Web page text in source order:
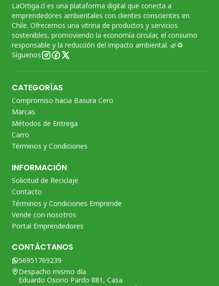
LaOrtiga.cl es una plataforma digital que conecta a
emprendedores ambientales con clientes conscientes en
Chile. Ofrecemos una vitrina de productos y servicios
sostenibles, promoviendo la economía circular, el consumo
responsable y la reducción del impacto ambiental. 🌿♻️
Síguenos
CATEGORÍAS
Compromiso hacia Basura Cero
Marcas
Métodos de Entrega
Carro
Términos y Condiciones
INFORMACIÓN
Solicitud de Reciclaje
Contacto
Términos y Condiciones Emprende
Vende con nosotros
Portal Emprendedores
CONTÁCTANOS
56951769239
Despacho mismo día
Eduardo Osorio Pardo 881, Casa